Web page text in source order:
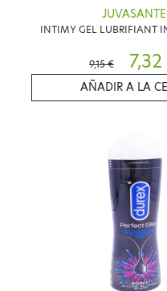
JUVASANTE
INTIMY GEL LUBRIFIANT
9,15 €
AÑADIR A LA